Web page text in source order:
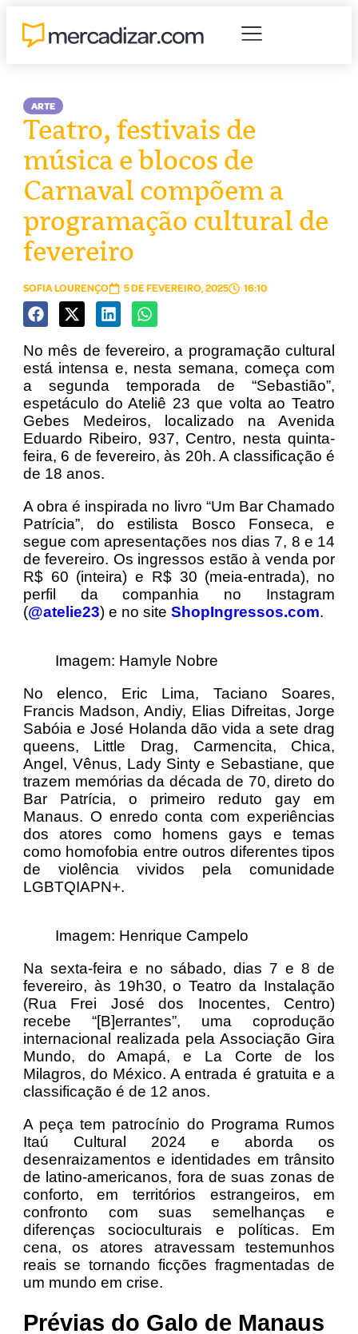
ARTE
Teatro, festivais de
música e blocos de
Carnaval compõem a
programação cultural de
fevereiro
SOFIA LOURENÇO 5 DE FEVEREIRO, 2025 16:10
No mês de fevereiro, a programação cultural
está intensa e, nesta semana, começa com
a segunda temporada de “Sebastião”,
espetáculo do Ateliê 23 que volta ao Teatro
Gebes Medeiros, localizado na Avenida
Eduardo Ribeiro, 937, Centro, nesta quinta-
feira, 6 de fevereiro, às 20h. A classificação é
de 18 anos.
A obra é inspirada no livro “Um Bar Chamado
Patrícia”, do estilista Bosco Fonseca, e
segue com apresentações nos dias 7, 8 e 14
de fevereiro. Os ingressos estão à venda por
R$ 60 (inteira) e R$ 30 (meia-entrada), no
perfil da companhia no Instagram
(@atelie23) e no site ShopIngressos.com.
Imagem: Hamyle Nobre
No elenco, Eric Lima, Taciano Soares,
Francis Madson, Andiy, Elias Difreitas, Jorge
Sabóia e José Holanda dão vida a sete drag
queens, Little Drag, Carmencita, Chica,
Angel, Vênus, Lady Sinty e Sebastiane, que
trazem memórias da década de 70, direto do
Bar Patrícia, o primeiro reduto gay em
Manaus. O enredo conta com experiências
dos atores como homens gays e temas
como homofobia entre outros diferentes tipos
de violência vividos pela comunidade
LGBTQIAPN+.
Imagem: Henrique Campelo
Na sexta-feira e no sábado, dias 7 e 8 de
fevereiro, às 19h30, o Teatro da Instalação
(Rua Frei José dos Inocentes, Centro)
recebe “[B]errantes”, uma coprodução
internacional realizada pela Associação Gira
Mundo, do Amapá, e La Corte de los
Milagros, do México. A entrada é gratuita e a
classificação é de 12 anos.
A peça tem patrocínio do Programa Rumos
Itaú Cultural 2024 e aborda os
desenraizamentos e identidades em trânsito
de latino-americanos, fora de suas zonas de
conforto, em territórios estrangeiros, em
confronto com suas semelhanças e
diferenças socioculturais e políticas. Em
cena, os atores atravessam testemunhos
reais se tornando ficções fragmentadas de
um mundo em crise.
Prévias do Galo de Manaus